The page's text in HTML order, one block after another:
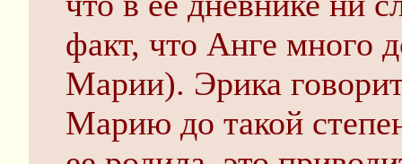
факт, что Анге много
Марии). Эрика
Марию до такой